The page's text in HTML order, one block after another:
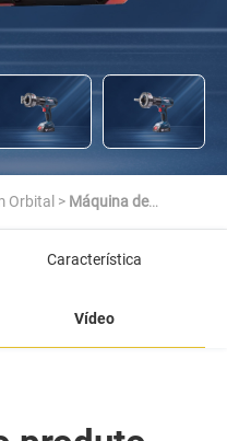
Orbital > Máquina de
Característica
Vídeo